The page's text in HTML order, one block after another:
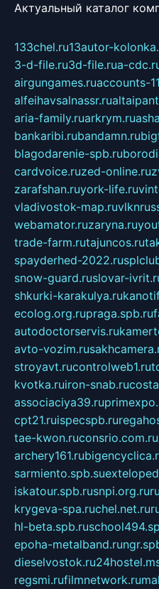
Актуальный каталог
133chel.ru13autor-
3-d-file.ru3d-file.rua-
airgungames.ruaccounts-
alfeihavsalnassr.ru
aria-family.ruarkrym.ru
bankaribi.rubandamn.ru
blagodarenie-spb.ru
cardvoice.ruzed-online.ru
zarafshan.ruyork-life.ru
vladivostok-map.ru
webamator.ruzaryna.ru
trade-farm.rutajuncos.ru
spayderhed-2022.ru
snow-guard.ruslovar-
shkurki-karakulya.ru
ecolog.org.rupraga.spb.ru
autodoctorservis.ru
avto-vozim.ru
stroyavt.rucontrolweb1.ru
kvotka.ruiron-snab.ru
associaciya39.ru
cpt21.ruispecspb.ru
tae-kwon.ruconsrio.com.ru
archery161.ru
sarmiento.spb.su
iskatour.spb.rusnpi.org.ru
krygeva-spa.ruchel.net.ru
hl-beta.spb.ru
epoha-metalband.ru
dieselvostok.ru
regsmi.rufilmnetwork.ru